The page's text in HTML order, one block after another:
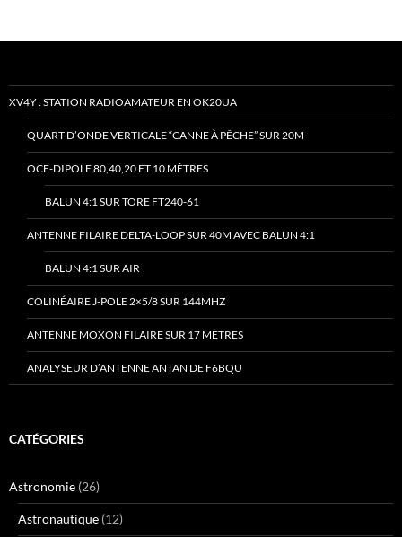
XV4Y : STATION RADIOAMATEUR EN OK20UA
QUART D’ONDE VERTICALE “CANNE À PÊCHE” SUR 20M
OCF-DIPOLE 80,40,20 ET 10 MÈTRES
BALUN 4:1 SUR TORE FT240-61
ANTENNE FILAIRE DELTA-LOOP SUR 40M AVEC BALUN 4:1
BALUN 4:1 SUR AIR
COLINÉAIRE J-POLE 2×5/8 SUR 144MHZ
ANTENNE MOXON FILAIRE SUR 17 MÈTRES
ANALYSEUR D’ANTENNE ANTAN DE F6BQU
CATÉGORIES
Astronomie (26)
Astronautique (12)